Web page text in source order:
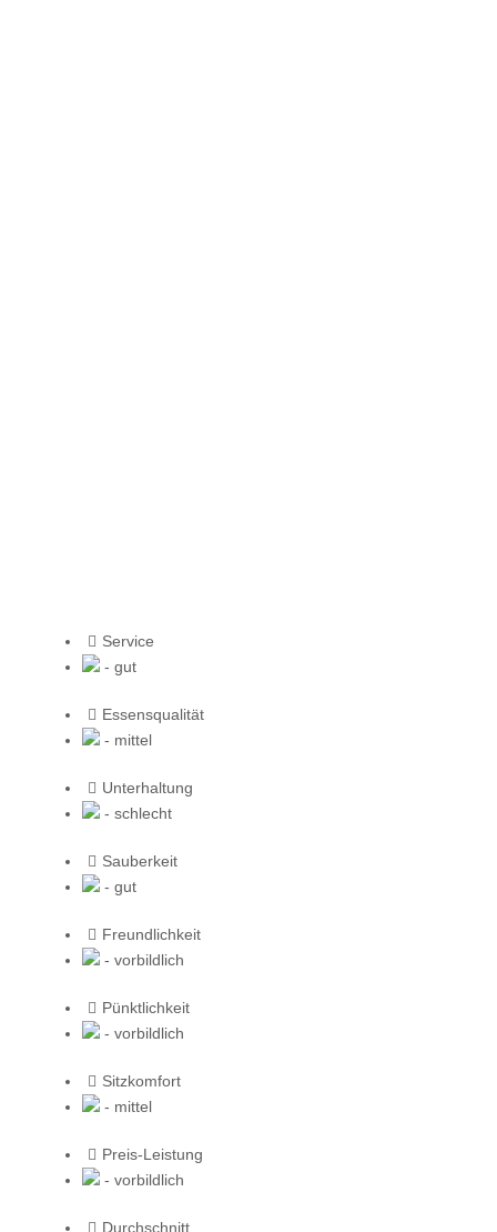
Service
- gut
Essensqualität
- mittel
Unterhaltung
- schlecht
Sauberkeit
- gut
Freundlichkeit
- vorbildlich
Pünktlichkeit
- vorbildlich
Sitzkomfort
- mittel
Preis-Leistung
- vorbildlich
Durchschnitt